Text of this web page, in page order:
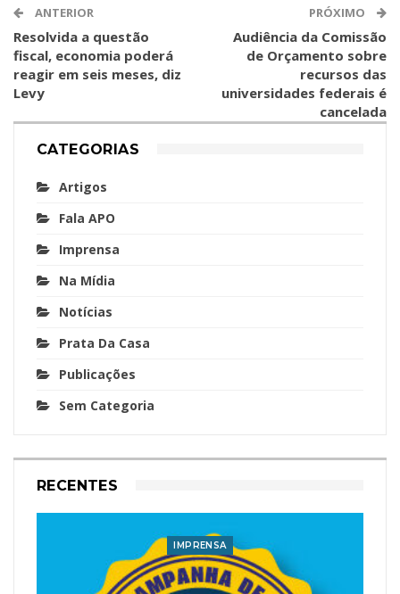
ANTERIOR
Resolvida a questão
fiscal, economia poderá
reagir em seis meses, diz
Levy
PRÓXIMO
Audiência da Comissão
de Orçamento sobre
recursos das
universidades federais é
cancelada
CATEGORIAS
Artigos
Fala APO
Imprensa
Na Mídia
Notícias
Prata Da Casa
Publicações
Sem Categoria
RECENTES
IMPRENSA